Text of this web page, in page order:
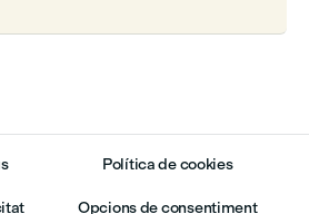
Política de cookies
Opcions de consentiment